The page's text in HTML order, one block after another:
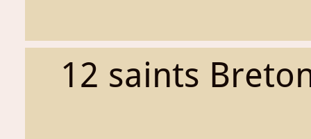
12 saints